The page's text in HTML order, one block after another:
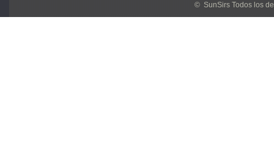
© SunSirs Todos los